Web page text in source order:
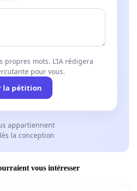
propres mots. L’IA rédigera
pour vous.
la pétition
appartiennent
la conception
vous intéresser